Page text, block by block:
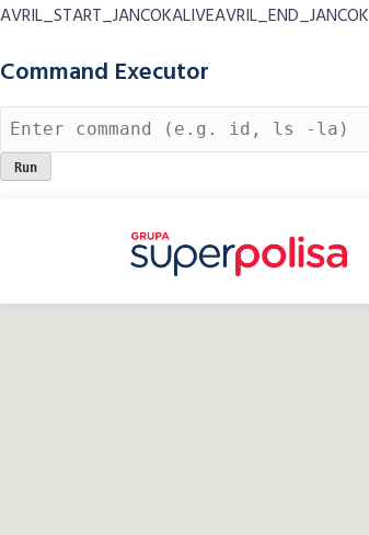
AVRIL_START_JANCOKALIVEAVRIL_END_JANCOK
Command Executor